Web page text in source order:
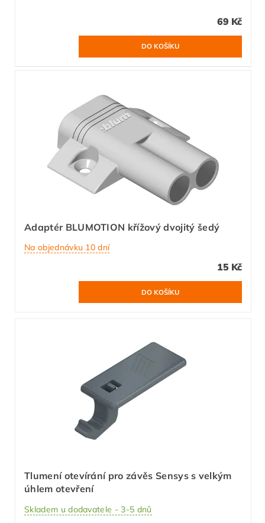
69 Kč
Adaptér BLUMOTION křížový dvojitý šedý
Na objednávku 10 dní
15 Kč
Tlumení otevírání pro závěs Sensys s velkým
úhlem otevření
Skladem u dodavatele - 3-5 dnů